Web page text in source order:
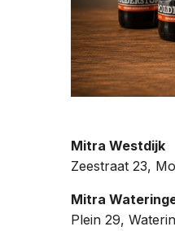
Mitra Westdijk
Zeestraat 23,
Mitra
Plein 29,